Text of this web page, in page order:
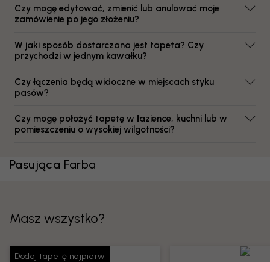
Czy mogę edytować, zmienić lub anulować moje
zamówienie po jego złożeniu?
W jaki sposób dostarczana jest tapeta? Czy
przychodzi w jednym kawałku?
Czy łączenia będą widoczne w miejscach styku
pasów?
Czy mogę położyć tapetę w łazience, kuchni lub w
pomieszczeniu o wysokiej wilgotności?
Pasująca Farba
Masz wszystko?
Dodaj tapetę najpierw